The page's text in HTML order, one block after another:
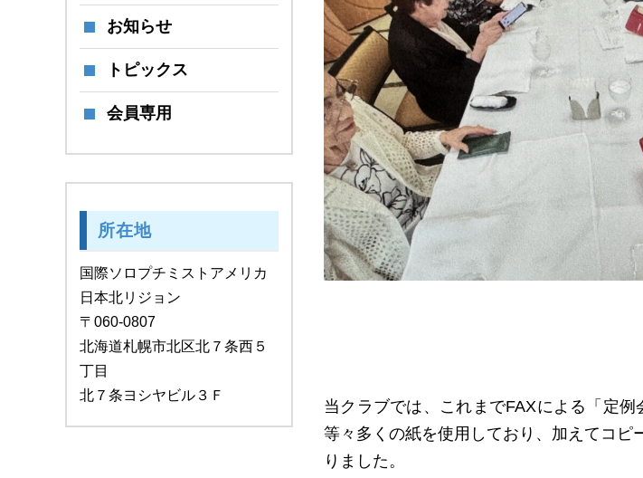
当クラブでは、これまでFAXによる「定
等々多くの紙を使用しており、加えてコ
りました。
お知らせ
トピックス
会員専用
所在地
国際ソロプチミストアメリカ
日本北リジョン
〒060-0807
北海道札幌市北区北７条西５
丁目
北７条ヨシヤビル３Ｆ